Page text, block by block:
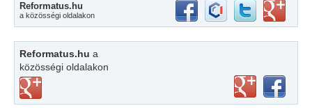
Reformatus.hu
a közösségi oldalakon
Reformatus.hu a
közösségi oldalakon